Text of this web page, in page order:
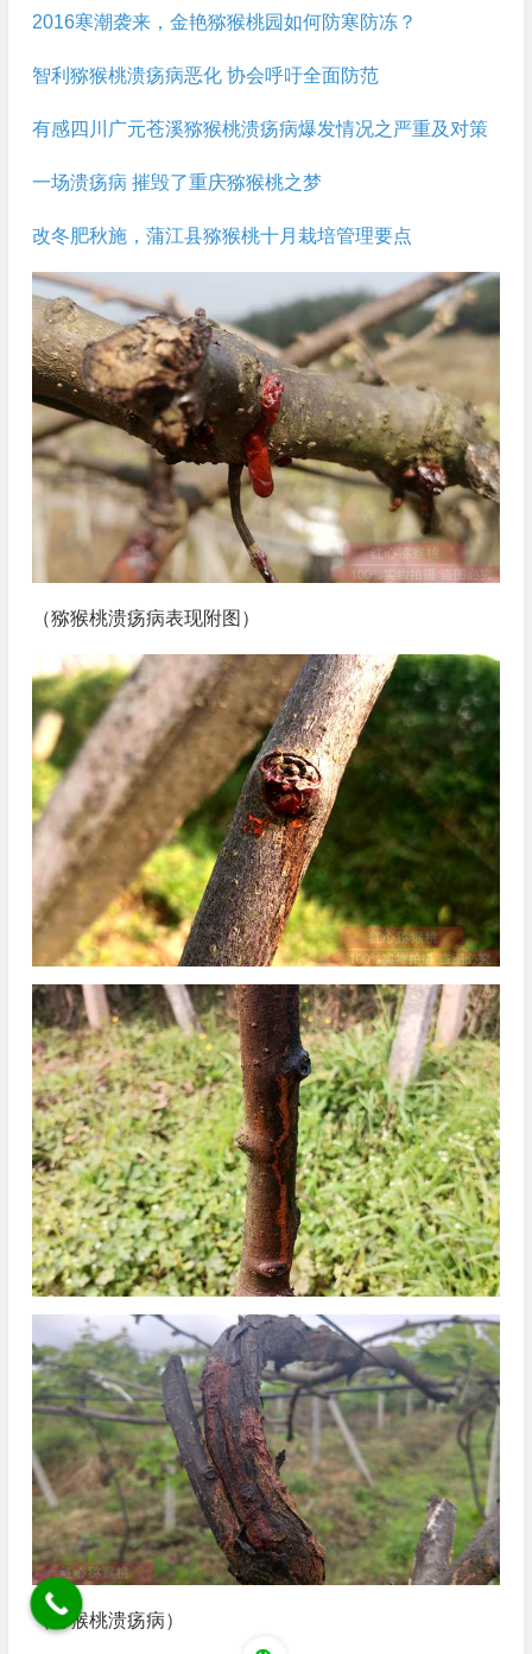
2016寒潮袭来，金艳猕猴桃园如何防寒防冻？
智利猕猴桃溃疡病恶化 协会呼吁全面防范
有感四川广元苍溪猕猴桃溃疡病爆发情况之严重及对策
一场溃疡病 摧毁了重庆猕猴桃之梦
改冬肥秋施，蒲江县猕猴桃十月栽培管理要点
（猕猴桃溃疡病表现附图）
（猕猴桃溃疡病）